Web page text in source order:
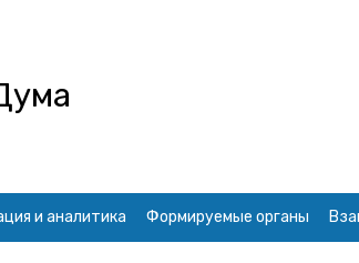
и аналитика Формируемые органы